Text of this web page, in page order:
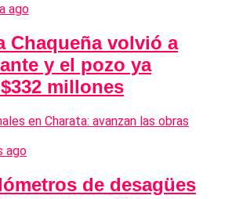
ago
Chaqueña volvió a
y el pozo ya
millones
ago
de desagües